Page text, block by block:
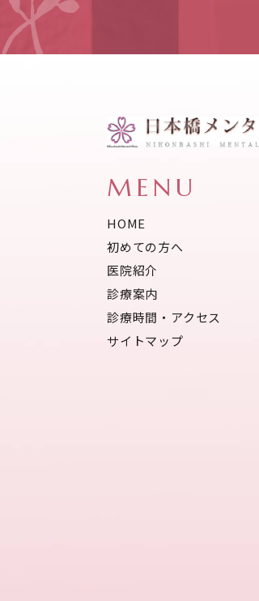
MENU
HOME
初めての方へ
医院紹介
診療案内
診療時間・アクセス
サイトマップ